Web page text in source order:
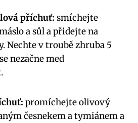
příchuť: smíchejte
a sůl a přidejte na
Nechte v troubě zhruba 5
nezačne med
promíchejte olivový
česnekem a tymiánem a